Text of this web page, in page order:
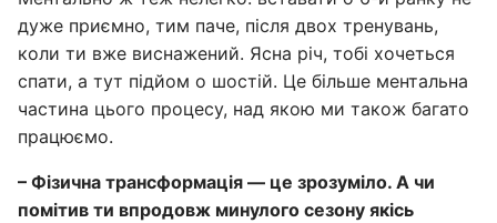
дуже приємно, тим паче, після двох тренувань,
коли ти вже виснажений. Ясна річ, тобі хочеться
спати, а тут підйом о шостій. Це більше ментальна
частина цього процесу, над якою ми також багато
працюємо.
– Фізична трансформація — це зрозуміло. А чи
помітив ти впродовж минулого сезону якісь